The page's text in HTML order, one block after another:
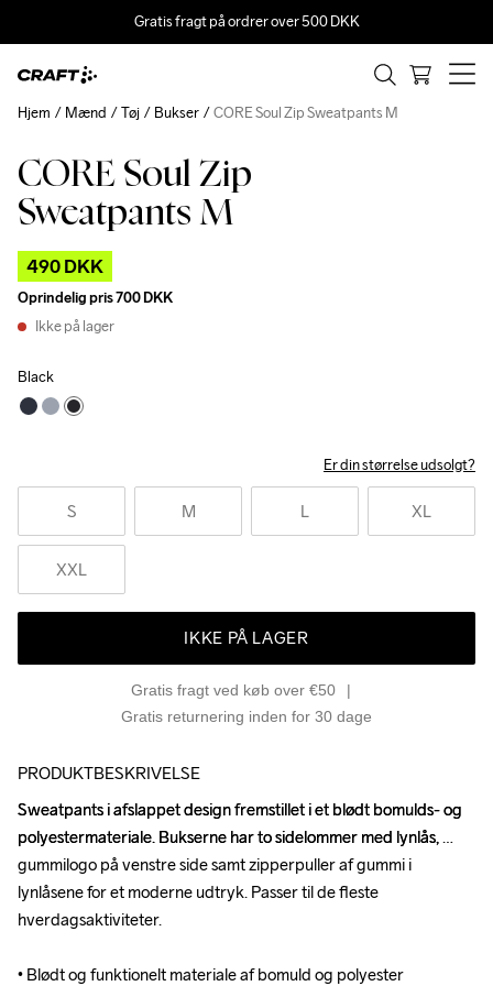
Gratis fragt på ordrer over 500 DKK
CORE Soul Zip
Sweatpants M
490 DKK
Oprindelig pris700 DKK
Ikke på lager
Black
Er din størrelse udsolgt?
S M L XL
XXL
IKKE PÅ LAGER
Gratis fragt ved køb over €50
Gratis returnering inden for 30 dage
Hjem Mænd Tøj Bukser CORE Soul Zip Sweatpants M
Outlet
PRODUKTBESKRIVELSE
Sweatpants i afslappet design fremstillet i et blødt bomulds- og
polyestermateriale. Bukserne har to sidelommer med lynlås,
gummilogo på venstre side samt zipperpuller af gummi i
lynlåsene for et moderne udtryk. Passer til de fleste
hverdagsaktiviteter.
• Blødt og funktionelt materiale af bomuld og polyester
Sweatpants i afslappet design fremstillet i et blødt bomulds- og
polyestermateriale. Bukserne har to sidelommer med lynlås,
gummilogo på venstre side samt zipperpuller af gummi i
lynlåsene for et moderne udtryk. Passer til de fleste
hverdagsaktiviteter.
• Blødt og funktionelt materiale af bomuld og polyester